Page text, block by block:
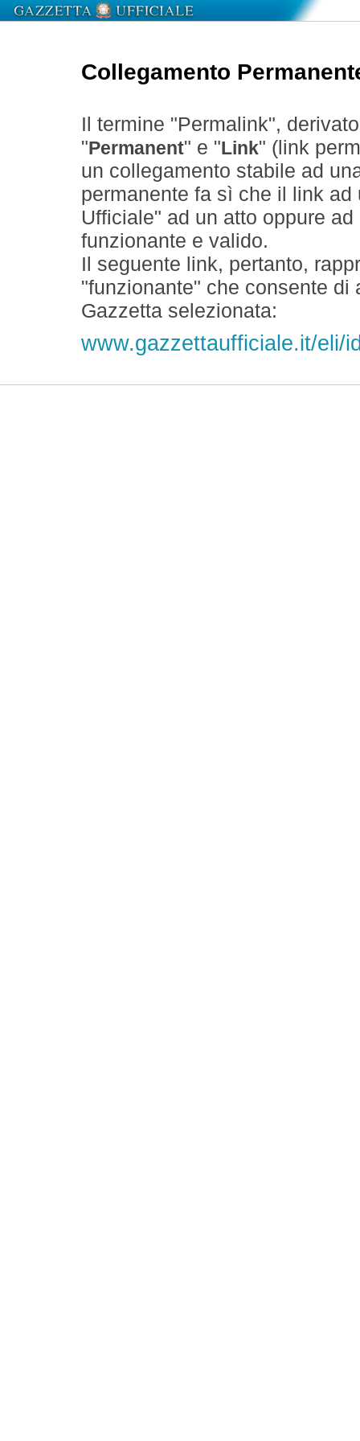
Collegamento
Il termine "Permalink",
" Permanent" e " Link" (link
un collegamento stabile ad
permanente fa sì che il link
Ufficiale" ad un atto oppure
funzionante e valido.
Il seguente link, pertanto,
"funzionante" che consente
Gazzetta selezionata:
www.gazzettaufficiale.it/eli/